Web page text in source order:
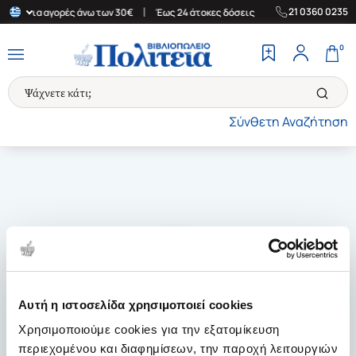
Αυτή η ιστοσελίδα χρησιμοποιεί cookies
Χρησιμοποιούμε cookies για την εξατομίκευση
περιεχομένου και διαφημίσεων, την παροχή λειτουργιών
για αγορές άνω των 30€ | Έως 24 άτοκες δόσεις | Δωρεάν
21 0360 0235
Σύνθετη Αναζήτηση
0